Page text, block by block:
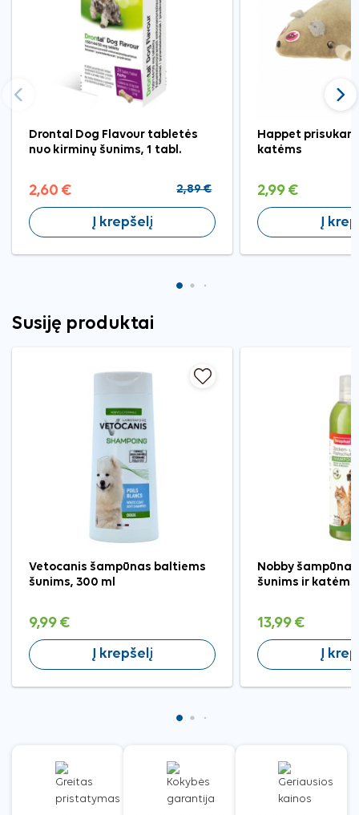
Drontal Dog Flavour tabletės
nuo kirminų šunims, 1 tabl.
2,60 € 2,89 €
Į krepšelį
Happet
katėms
2,99 €
Į
Ankstesnis
Susiję produktai
Vetocanis šampūnas baltiems
šunims, 300 ml
9,99 €
Į krepšelį
Nobby
šunims ir katėms
13,99 €
Į